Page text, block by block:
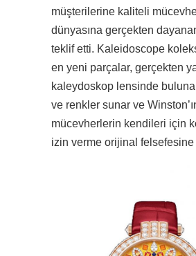
müşterilerine kaliteli
dünyasına gerçekten
teklif etti. Kaleidoscope
en yeni parçalar, gerçekten
kaleydoskop lensinde
ve renkler sunar ve
mücevherlerin kendileri için
izin verme orijinal felsefesine